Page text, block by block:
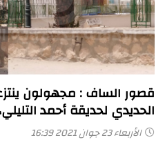
قصور الساف : مجهولون
الحديدي لحديقة أحمد
الأربعاء 23 جوان 2021 16:39